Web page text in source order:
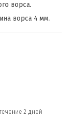
ворса.
ворса 4 мм.
2 дней